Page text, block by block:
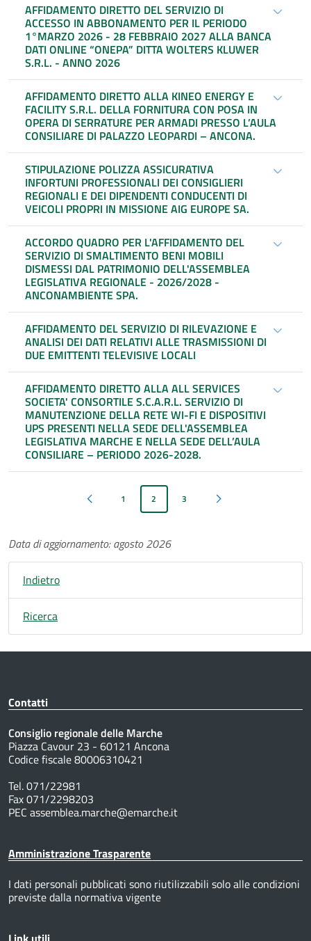
AFFIDAMENTO DIRETTO DEL SERVIZIO DI
ACCESSO IN ABBONAMENTO PER IL PERIODO
1°MARZO 2026 - 28 FEBBRAIO 2027 ALLA BANCA
DATI ONLINE “ONEPA” DITTA WOLTERS KLUWER
S.R.L. - ANNO 2026
AFFIDAMENTO DIRETTO ALLA KINEO ENERGY E
FACILITY S.R.L. DELLA FORNITURA CON POSA IN
OPERA DI SERRATURE PER ARMADI PRESSO L’AULA
CONSILIARE DI PALAZZO LEOPARDI – ANCONA.
STIPULAZIONE POLIZZA ASSICURATIVA
INFORTUNI PROFESSIONALI DEI CONSIGLIERI
REGIONALI E DEI DIPENDENTI CONDUCENTI DI
VEICOLI PROPRI IN MISSIONE AIG EUROPE SA.
ACCORDO QUADRO PER L'AFFIDAMENTO DEL
SERVIZIO DI SMALTIMENTO BENI MOBILI
DISMESSI DAL PATRIMONIO DELL'ASSEMBLEA
LEGISLATIVA REGIONALE - 2026/2028 -
ANCONAMBIENTE SPA.
AFFIDAMENTO DEL SERVIZIO DI RILEVAZIONE E
ANALISI DEI DATI RELATIVI ALLE TRASMISSIONI DI
DUE EMITTENTI TELEVISIVE LOCALI
AFFIDAMENTO DIRETTO ALLA ALL SERVICES
SOCIETA' CONSORTILE S.C.A.R.L. SERVIZIO DI
MANUTENZIONE DELLA RETE WI-FI E DISPOSITIVI
UPS PRESENTI NELLA SEDE DELL'ASSEMBLEA
LEGISLATIVA MARCHE E NELLA SEDE DELL’AULA
CONSILIARE – PERIODO 2026-2028.
Pagina precedente
1 2 3 Pagina successiva
Data di aggiornamento: agosto 2026
Indietro
Ricerca
Contatti
Consiglio regionale delle Marche
Piazza Cavour 23 - 60121 Ancona
Codice fiscale 80006310421
Tel. 071/22981
Fax 071/2298203
PEC assemblea.marche@emarche.it
Amministrazione Trasparente
I dati personali pubblicati sono riutilizzabili solo alle condizioni
previste dalla normativa vigente